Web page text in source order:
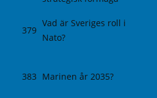
379
Vad är Sveriges roll i
Nato?
383 Marinen år 2035?